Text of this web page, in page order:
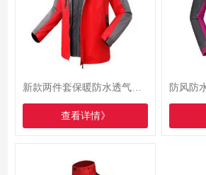
新款两件套保暖防水透气户外冲锋衣
查看详情》